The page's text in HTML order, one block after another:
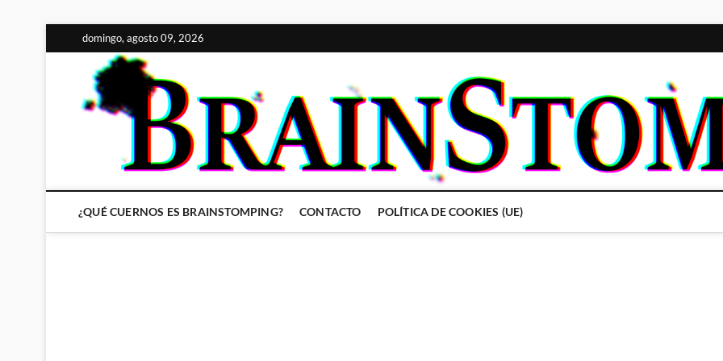
al
contenido
domingo, agosto 09, 2026
¿QUÉ CUERNOS ES BRAINSTOMPING? CONTACTO POLÍTICA DE COOKIES (UE)